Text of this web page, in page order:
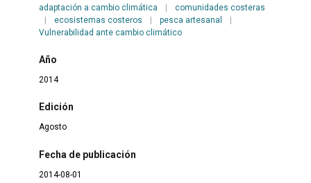
adaptación a cambio climática |
comunidades costeras
|
ecosistemas costeros | pesca artesanal
|
Vulnerabilidad ante cambio climático
Año
2014
Edición
Agosto
Fecha de publicación
2014-08-01